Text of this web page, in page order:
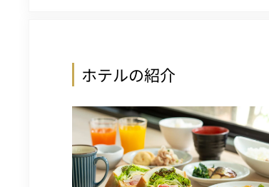
ホテルの紹介